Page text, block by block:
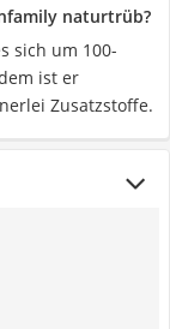
naturtrüb?
sich um 100-
ist er
Zusatzstoffe.